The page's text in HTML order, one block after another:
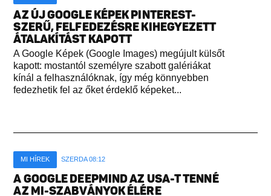
AZ ÚJ GOOGLE KÉPEK PINTEREST-
SZERŰ, FELFEDEZÉSRE KIHEGYEZETT
ÁTALAKÍTÁST KAPOTT
A Google Képek (Google Images) megújult külsőt
kapott: mostantól személyre szabott galériákat
kínál a felhasználóknak, így még könnyebben
fedezhetik fel az őket érdeklő képeket...
MI HÍREK SZERDA 08:12
A GOOGLE DEEPMIND AZ USA-T TENNÉ
AZ MI-SZABVÁNYOK ÉLÉRE